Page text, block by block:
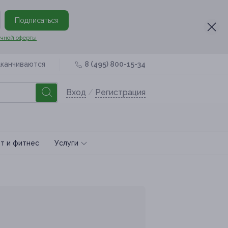
Подписаться
оферты
8 (495) 800-15-34
Вход / Регистрация
и фитнес Услуги